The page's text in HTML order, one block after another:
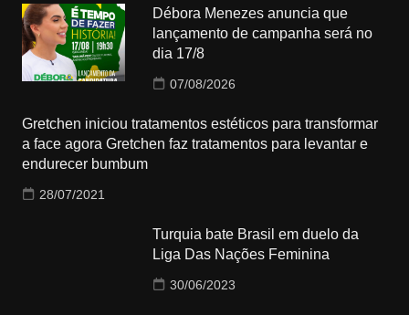
Débora Menezes anuncia que
lançamento de campanha será no
dia 17/8
07/08/2026
Gretchen iniciou tratamentos estéticos para transformar
a face agora Gretchen faz tratamentos para levantar e
endurecer bumbum
28/07/2021
Turquia bate Brasil em duelo da
Liga Das Nações Feminina
30/06/2023